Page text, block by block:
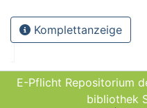
Komplettanzeige
E-Pflicht Repositorium
bibliothek